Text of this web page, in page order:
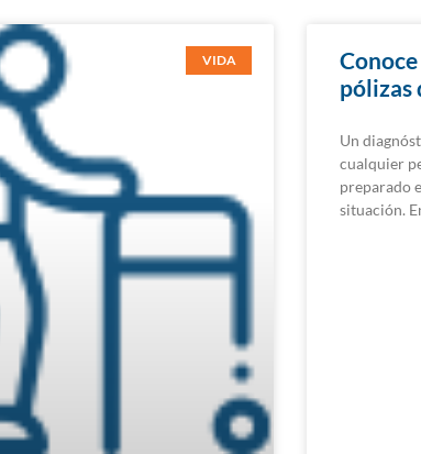
VIDA
pólizas
Un
cualquier
preparado
situación.